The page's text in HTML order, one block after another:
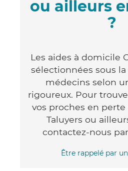
ou ailleurs
?
Les aides à domicile
sélectionnées sous
médecins selon
rigoureux. Pour
vos proches en
Taluyers ou
contactez-nous
Être rappelé par